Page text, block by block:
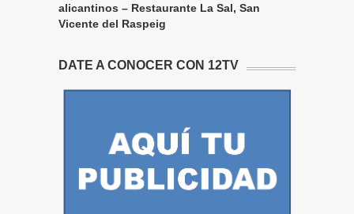
alicantinos – Restaurante La Sal, San
Vicente del Raspeig
DATE A CONOCER CON 12TV